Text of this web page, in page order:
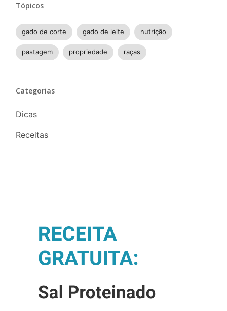
Tópicos
gado de corte gado de leite nutrição
pastagem propriedade raças
Categorias
Dicas
Receitas